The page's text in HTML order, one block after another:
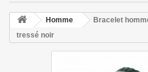
Homme
Bracelet
tressé noir